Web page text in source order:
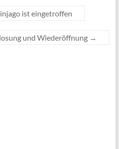
ist eingetroffen
und Wiederöffnung →